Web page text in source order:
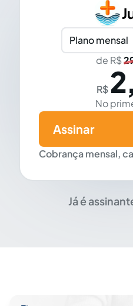
Plano mensal
de R$
R$
No
Cobrança mensal,
Assinar
Já é